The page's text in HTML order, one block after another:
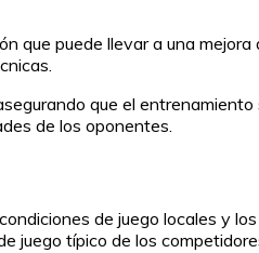
que puede llevar a una
que el
de los oponentes.
de juego locales y
juego típico de los